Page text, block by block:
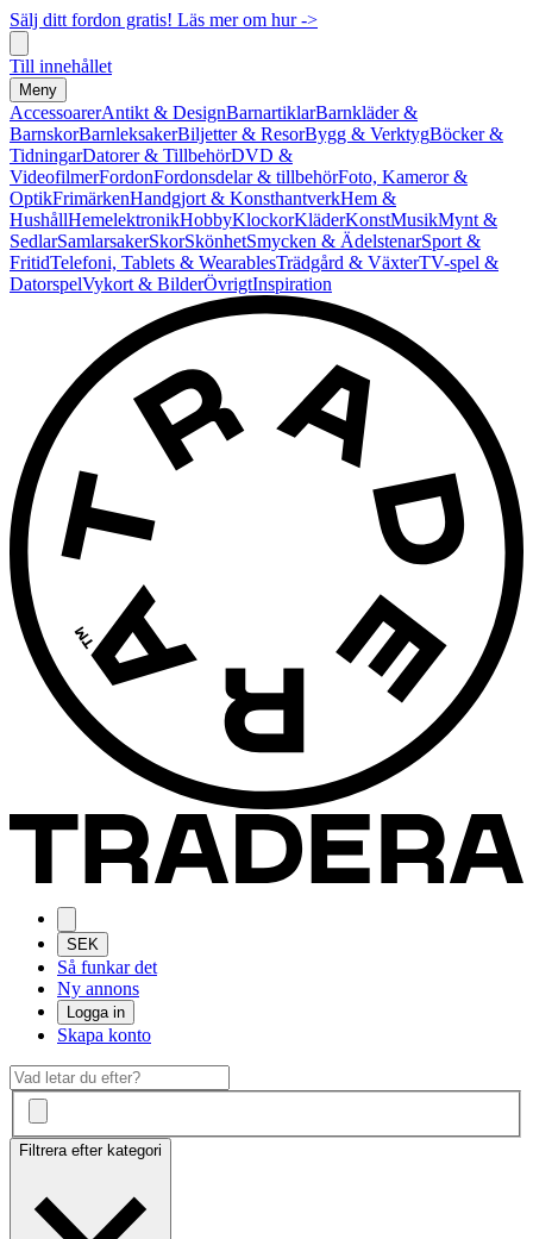
Sälj ditt fordon gratis! Läs mer om hur ->
Till innehållet
Meny
AccessoarerAntikt & DesignBarnartiklarBarnkläder &
BarnskorBarnleksakerBiljetter & ResorBygg & VerktygBöcker &
TidningarDatorer & TillbehörDVD &
VideofilmerFordonFordonsdelar & tillbehörFoto, Kameror &
OptikFrimärkenHandgjort & KonsthantverkHem &
HushållHemelektronikHobbyKlockorKläderKonstMusikMynt &
SedlarSamlarsakerSkorSkönhetSmycken & ÄdelstenarSport &
FritidTelefoni, Tablets & WearablesTrädgård & VäxterTV-spel &
DatorspelVykort & BilderÖvrigtInspiration
SEK
Så funkar det
Ny annons
Logga in
Skapa konto
Filtrera efter kategori